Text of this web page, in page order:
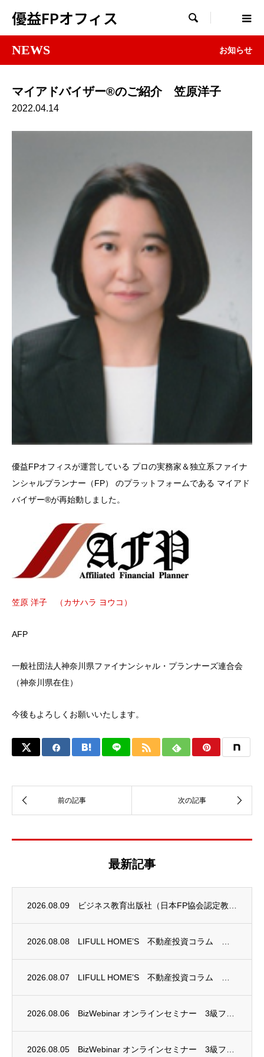
優益FPオフィス 
NEWS お知らせ
マイアドバイザー®のご紹介 笠原洋子
2022.04.14
優益FPオフィスが運営している プロの実務家＆独立系ファイナ
ンシャルプランナー（FP） のプラットフォームである マイアド
バイザー®が再始動しました。
笠原 洋子 （カサハラ ヨウコ）
AFP
一般社団法人神奈川県ファイナンシャル・プランナーズ連合会
（神奈川県在住）
今後もよろしくお願いいたします。
最新記事
2026.08.09
2026.08.08
2026.08.07
2026.08.06
2026.08.05